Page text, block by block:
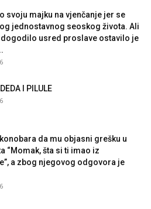
svoju majku na vjenčanje jer se
jednostavnog seoskog života. Ali
dogodilo usred proslave ostavilo je
I PILULE
da mu objasni grešku u
“Momak, šta si ti imao iz
a zbog njegovog odgovora je